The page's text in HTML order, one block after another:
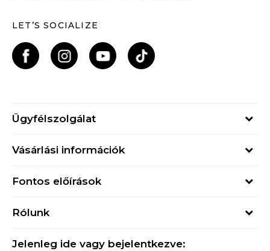
LET’S SOCIALIZE
Ügyfélszolgálat
online@buzzsneakers.hu
Vásárlási információk
Visszatérítések
Ajándékkártya
Fontos előírások
Sport & Bonus szabályzata
Rólunk
Jelenleg ide vagy bejelentkezve: